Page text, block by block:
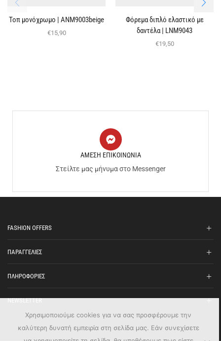
Τοπ μονόχρωμο | ΑΝΜ9003beige
€15,90
Φόρεμα διπλό ελαστικό με
δαντέλα | LNM9043
€19,50
ΑΜΕΣΗ ΕΠΙΚΟΙΝΩΝΙΑ
Στείλτε μας μήνυμα στο Messenger
FASHION OFFERS
ΠΑΡΑΓΓΕΛΙΕΣ
ΠΛΗΡΟΦΟΡΙΕΣ
NEWSLETTER
Χρησιμοποιούμε cookies για να σας προσφέρουμε την
καλύτερη δυνατή εμπειρία στη σελίδα μας. Εάν συνεχίσετε